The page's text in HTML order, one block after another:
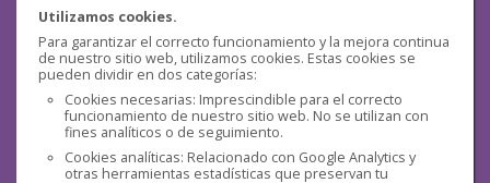
Utilizamos cookies.
Para garantizar el correcto funcionamiento y la mejora continua
de nuestro sitio web, utilizamos cookies. Estas cookies se
pueden dividir en dos categorías:
Cookies necesarias: Imprescindible para el correcto
funcionamiento de nuestro sitio web. No se utilizan con
fines analíticos o de seguimiento.
Cookies analíticas: Relacionado con Google Analytics y
otras herramientas estadísticas que preservan tu
Seguridad